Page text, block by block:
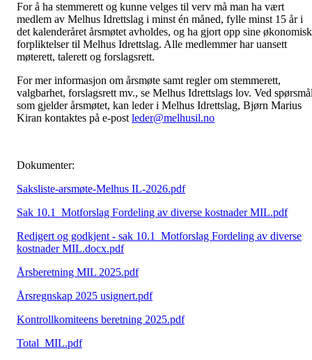
For å ha stemmerett og kunne velges til verv må man ha vært
medlem av Melhus Idrettslag i minst én måned, fylle minst 15 år i
det kalenderåret årsmøtet avholdes, og ha gjort opp sine
forpliktelser til Melhus Idrettslag. Alle medlemmer har uansett
møterett, talerett og forslagsrett.
For mer informasjon om årsmøte samt regler om stemmerett,
valgbarhet, forslagsrett mv., se Melhus Idrettslags lov. Ved
som gjelder årsmøtet, kan leder i Melhus Idrettslag, Bjørn Marius
Kiran kontaktes på e-post leder@melhusil.no
Dokumenter:
Saksliste-arsmøte-Melhus IL-2026.pdf
Sak 10.1_Motforslag Fordeling av diverse kostnader MIL.pdf
Redigert og godkjent - sak 10.1_Motforslag Fordeling av diverse
kostnader MIL.docx.pdf
Årsberetning MIL 2025.pdf
Årsregnskap 2025 usignert.pdf
Kontrollkomiteens beretning 2025.pdf
Total_MIL.pdf